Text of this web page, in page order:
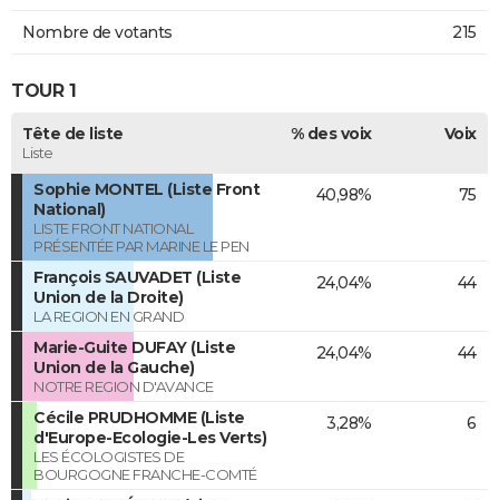
Nombre de votants 215
TOUR 1
Tête de liste
Liste
% des voix Voix
Sophie MONTEL (Liste Front
National)
LISTE FRONT NATIONAL
PRÉSENTÉE PAR MARINE LE PEN
40,98% 75
François SAUVADET (Liste
Union de la Droite)
LA REGION EN GRAND
24,04% 44
Marie-Guite DUFAY (Liste
Union de la Gauche)
NOTRE REGION D'AVANCE
24,04% 44
Cécile PRUDHOMME (Liste
d'Europe-Ecologie-Les Verts)
LES ÉCOLOGISTES DE
BOURGOGNE FRANCHE-COMTÉ
3,28% 6